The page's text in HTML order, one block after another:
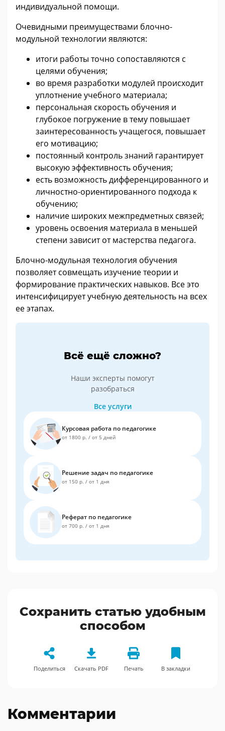
индивидуальной помощи.
Очевидными преимуществами блочно-
модульной технологии являются:
итоги работы точно сопоставляются с
целями обучения;
во время разработки модулей происходит
уплотнение учебного материала;
персональная скорость обучения и
глубокое погружение в тему повышает
заинтересованность учащегося, повышает
его мотивацию;
постоянный контроль знаний гарантирует
высокую эффективность обучения;
есть возможность дифференцированного и
личностно-ориентированного подхода к
обучению;
наличие широких межпредметных связей;
уровень освоения материала в меньшей
степени зависит от мастерства педагога.
Блочно-модульная технология обучения
позволяет совмещать изучение теории и
формирование практических навыков. Все это
интенсифицирует учебную деятельность на всех
ее этапах.
Всё ещё сложно?
Наши эксперты помогут
разобраться
Все услуги
Курсовая работа по педагогике
от 1800 р. / от 5 дней
Решение задач по педагогике
от 150 р. / от 1 дня
Реферат по педагогике
от 700 р. / от 1 дня
Сохранить статью удобным
способом
Поделиться Скачать PDF Печать В закладки
Комментарии